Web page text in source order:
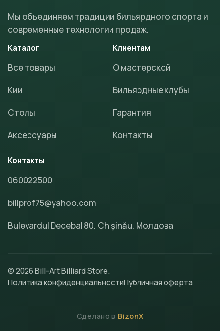
Мы объединяем традиции бильярдного спорта и
современные технологии продаж.
Каталог
Все товары
Кии
Столы
Аксессуары
Клиентам
О мастерской
Бильярдные клубы
Гарантия
Контакты
Контакты
060022500
billprof75@yahoo.com
Bulevardul Decebal 80, Chișinău, Молдова
© 2026 Bill-Art Billiard Store.
Политика конфиденциальностиПубличная оферта
Сделано в BizonX